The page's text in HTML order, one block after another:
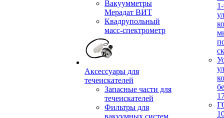
Вакуумметры
Мерадат ВИТ
Квадрупольный
масс-спектрометр
Аксессуары для
течеискателей
Запасные части для
течеискателей
Фильтры для
вакуумных систем